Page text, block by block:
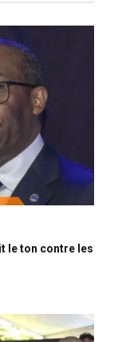
le ton contre les